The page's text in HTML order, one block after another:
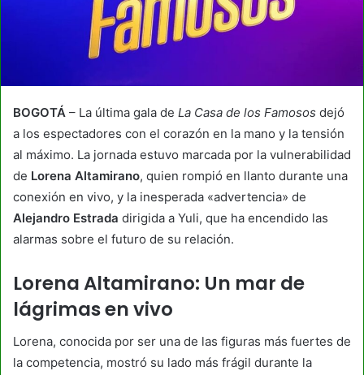
BOGOTÁ – La última gala de La Casa de los Famosos dejó
a los espectadores con el corazón en la mano y la tensión
al máximo. La jornada estuvo marcada por la vulnerabilidad
de Lorena Altamirano, quien rompió en llanto durante una
conexión en vivo, y la inesperada «advertencia» de
Alejandro Estrada dirigida a Yuli, que ha encendido las
alarmas sobre el futuro de su relación.
Lorena Altamirano: Un mar de
lágrimas en vivo
​Lorena, conocida por ser una de las figuras más fuertes de
la competencia, mostró su lado más frágil durante la